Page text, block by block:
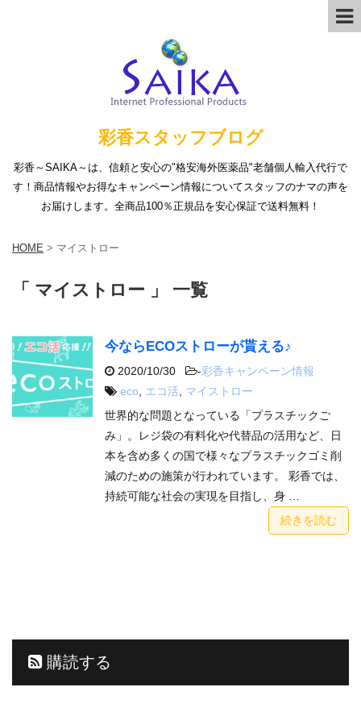
彩香スタッフブログ
彩香～SAIKA～は、信頼と安心の"格安海外医薬品"老舗個人輸入代行で
す！商品情報やお得なキャンペーン情報についてスタッフのナマの声を
お届けします。全商品100％正規品を安心保証で送料無料！
HOME > マイストロー
「 マイストロー 」 一覧
今ならECOストローが貰える♪
2020/10/30 -彩香キャンペーン情報
eco
エコ活 マイストロー
世界的な問題となっている「プラスチックご
み」。レジ袋の有料化や代替品の活用など、日
本を含め多くの国で様々なプラスチックゴミ削
減のための施策が行われています。 彩香では、
持続可能な社会の実現を目指し、身 …
続きを読む
購読する